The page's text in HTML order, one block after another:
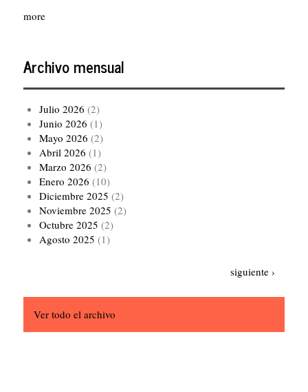
more
Archivo mensual
Julio 2026 (2)
Junio 2026 (1)
Mayo 2026 (2)
Abril 2026 (1)
Marzo 2026 (2)
Enero 2026 (10)
Diciembre 2025 (2)
Noviembre 2025 (2)
Octubre 2025 (2)
Agosto 2025 (1)
Siguiente
siguiente ›
Ver todo el archivo